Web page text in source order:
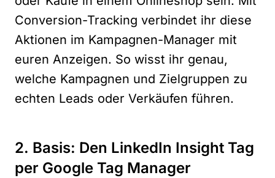
Conversion-Tracking verbindet ihr diese
Aktionen im Kampagnen-Manager mit
euren Anzeigen. So wisst ihr genau,
welche Kampagnen und Zielgruppen zu
echten Leads oder Verkäufen führen.
2. Basis: Den LinkedIn Insight Tag
per Google Tag Manager